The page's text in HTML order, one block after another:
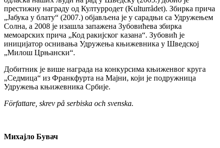
престижну награду од Културродет (Kulturrådet). Збирка прича
„Јабука у блату“ (2007.) објављена је у сарадњи са Удружењем
Солна, а 2008 је изашла запажена Зубовићева збирка
мемоарских прича „Код ракијског казана“. Зубовић је
иницијатор оснивања Удружења књижевника у Шведској
„Милош Црњански“.
Добитник је више награда на конкурсима књиженвог круга
„Седмица“ из Франкфурта на Мајни, који је подружница
Удружења књижевника Србије.
Författare, skrev på serbiska och svenska.
Михајло Бувач